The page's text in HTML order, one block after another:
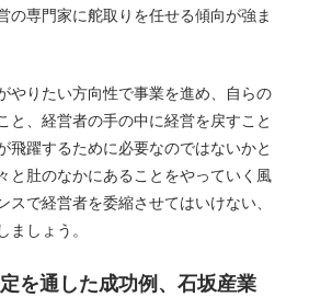
の専門家に舵取りを任せる傾向が強ま
やりたい方向性で事業を進め、自らの
と、経営者の手の中に経営を戻すこと
飛躍するために必要なのではないかと
と肚のなかにあることをやっていく風
スで経営者を委縮させてはいけない、
ましょう。
定を通した成功例、石坂産業